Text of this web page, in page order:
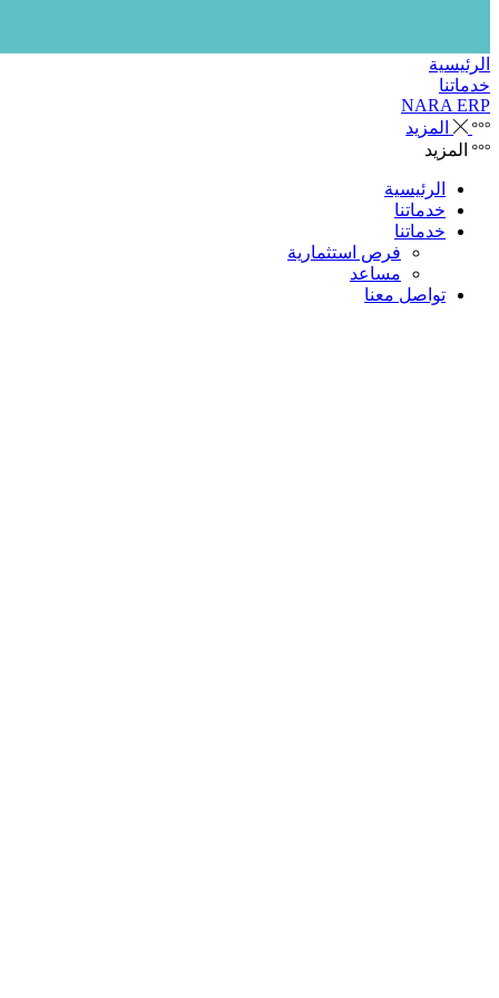
الرئيسية
خدماتنا
NARA ERP
المزيد
المزيد
الرئيسية
خدماتنا
خدماتنا
فرص استثمارية
مساعد
تواصل معنا